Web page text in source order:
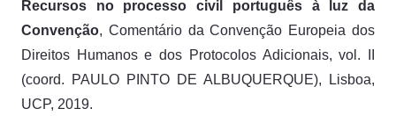
Recursos no processo civil português à luz da
Convenção, Comentário da Convenção Europeia dos
Direitos Humanos e dos Protocolos Adicionais, vol. II
(coord. PAULO PINTO DE ALBUQUERQUE), Lisboa,
UCP, 2019.